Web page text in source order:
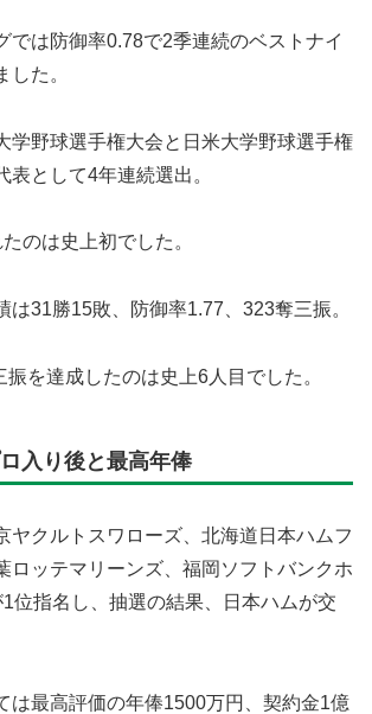
では防御率0.78で2季連続のベストナイ
した。
学野球選手権大会と日米大学野球選手権
表として4年連続選出。
のは史上初でした。
は31勝15敗、防御率1.77、323奪三振。
を達成したのは史上6人目でした。
入り後と最高年俸
ヤクルトスワローズ、北海道日本ハムフ
ロッテマリーンズ、福岡ソフトバンクホ
位指名し、抽選の結果、日本ハムが交
は最高評価の年俸1500万円、契約金1億